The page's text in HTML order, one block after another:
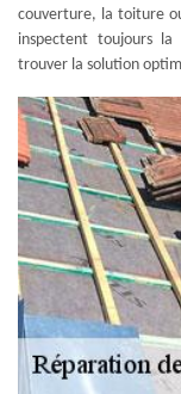
couverture, la toiture
inspectent toujours
trouver la solution